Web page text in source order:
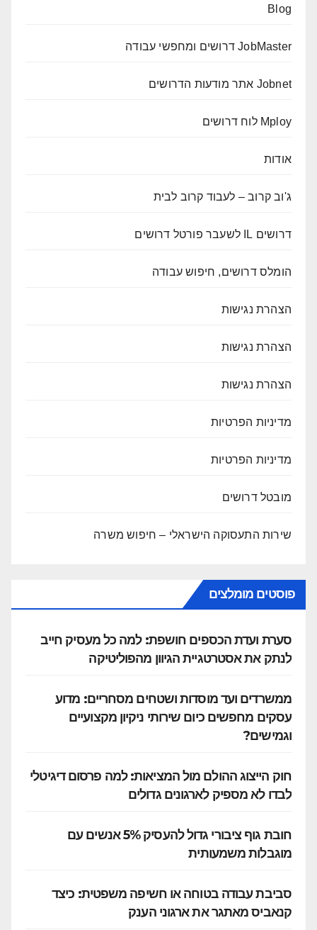
Blog
JobMaster דרושים ומחפשי עבודה
Jobnet אתר מודעות הדרושים
Mploy לוח דרושים
אודות
ג'וב קרוב – לעבוד קרוב לבית
דרושים IL לשעבר פורטל דרושים
הומלס דרושים, חיפוש עבודה
הצהרת נגישות
הצהרת נגישות
הצהרת נגישות
מדיניות הפרטיות
מדיניות הפרטיות
מובטל דרושים
שירות התעסוקה הישראלי – חיפוש משרה
פוסטים מומלצים
סערת ועדת הכספים חושפת: למה כל מעסיק חייב
לנתק את אסטרטגיית הגיוון מהפוליטיקה
ממשרדים ועד מוסדות ושטחים מסחריים: מדוע
עסקים מחפשים כיום שירותי ניקיון מקצועיים
וגמישים?
חוק הייצוג ההולם מול המציאות: למה פרסום דיגיטלי
לבדו לא מספיק לארגונים גדולים
חובת גוף ציבורי גדול להעסיק 5% אנשים עם
מוגבלות משמעותית
סביבת עבודה בטוחה או חשיפה משפטית: כיצד
קנאביס מאתגר את ארגוני הענק